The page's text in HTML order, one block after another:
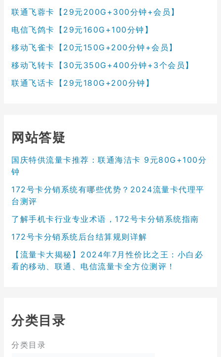
联通飞蓉卡【29元200G+300分钟+会员】
电信飞鸽卡【29元160G+100分钟】
移动飞雀卡【20元150G+200分钟+会员】
移动飞转卡【30元350G+400分钟+3个会员】
联通飞话卡【29元180G+200分钟】
网站答疑
国庆特供流量卡推荐：联通海洁卡 9元80G+100分
钟
172号卡分销系统有哪些优势？2024流量卡代理平
台测评
了解手机卡行业专业术语，172号卡分销系统指南
172号卡分销系统后台结算规则详解
【流量卡大揭秘】2024年7月性价比之王：小白必
看的移动、联通、电信流量卡全方位测评！
分类目录
分类目录